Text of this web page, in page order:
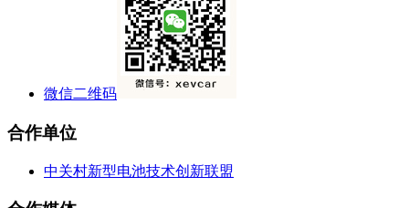
微信二维码
合作单位
中关村新型电池技术创新联盟